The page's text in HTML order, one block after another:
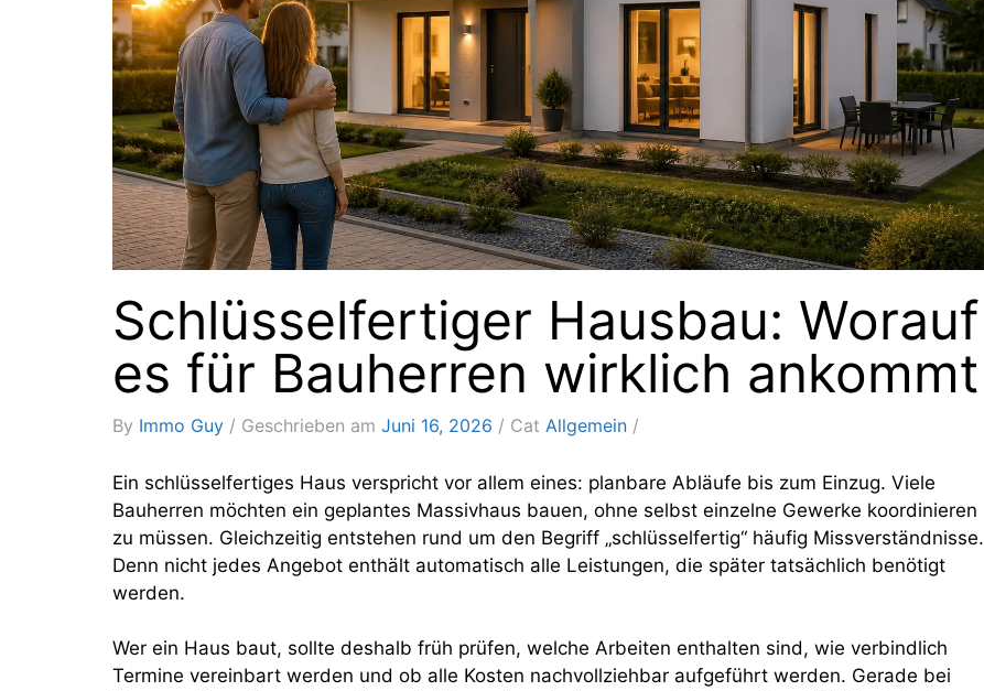
Schlüsselfertiger Hausbau: Worauf
es für Bauherren wirklich ankommt
By Immo Guy Geschrieben am Juni 16, 2026 Cat Allgemein
Ein schlüsselfertiges Haus verspricht vor allem eines: planbare Abläufe bis zum Einzug. Viele
Bauherren möchten ein geplantes Massivhaus bauen, ohne selbst einzelne Gewerke koordinieren
zu müssen. Gleichzeitig entstehen rund um den Begriff „schlüsselfertig“ häufig Missverständnisse.
Denn nicht jedes Angebot enthält automatisch alle Leistungen, die später tatsächlich benötigt
werden.
Wer ein Haus baut, sollte deshalb früh prüfen, welche Arbeiten enthalten sind, wie verbindlich
Termine vereinbart werden und ob alle Kosten nachvollziehbar aufgeführt werden. Gerade bei